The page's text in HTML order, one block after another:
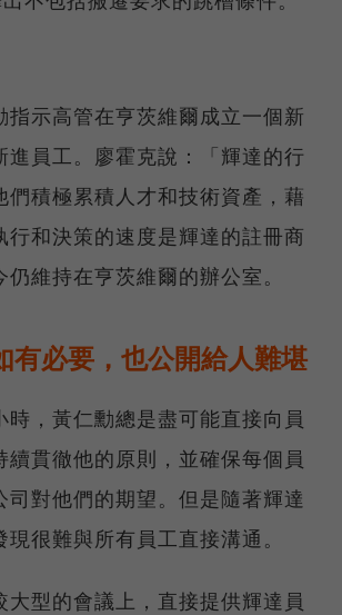
指示高管在亨茨維爾成立一個新
進員工。廖霍克說：「輝達的行
們積極累積人才和技術資產，藉
行和決策的速度是輝達的註冊商
維持在亨茨維爾的辦公室。
有必要，也公開給人難堪
時，黃仁勳總是盡可能直接向員
續貫徹他的原則，並確保每個員
司對他們的期望。但是隨著輝達
很難與所有員工直接溝通。
大型的會議上，直接提供輝達員